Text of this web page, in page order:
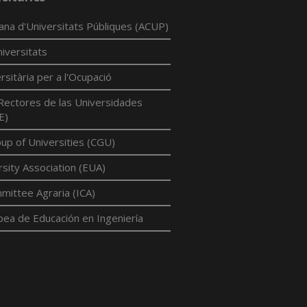
d'Universitats Públiques (ACUP)
per a l'Ocupació
de las Universidades
of Universities (CGU)
Association (EUA)
Agraria (ICA)
de Educación en Ingeniería